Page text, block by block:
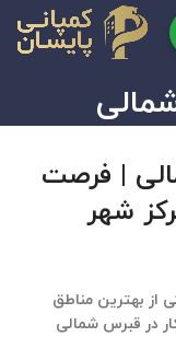
| فرصت
شهر
از بهترین مناطق
در قبرس شمالی